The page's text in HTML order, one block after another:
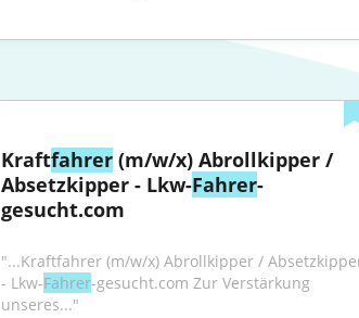
Kraftfahrer (m/w/x) Abrollkipper /
Absetzkipper - Lkw-Fahrer-
gesucht.com
"...Kraftfahrer (m/w/x) Abrollkipper /
- Lkw-Fahrer-gesucht.com Zur Verstärkung
unseres..."